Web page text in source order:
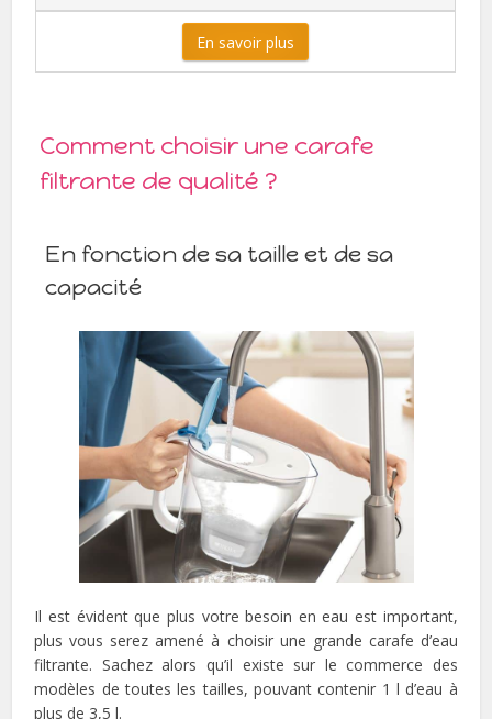
En savoir plus
Comment choisir une carafe
filtrante de qualité ?
En fonction de sa taille et de sa
capacité
Il est évident que plus votre besoin en eau est important,
plus vous serez amené à choisir une grande carafe d’eau
filtrante. Sachez alors qu’il existe sur le commerce des
modèles de toutes les tailles, pouvant contenir 1 l d’eau à
plus de 3,5 l.